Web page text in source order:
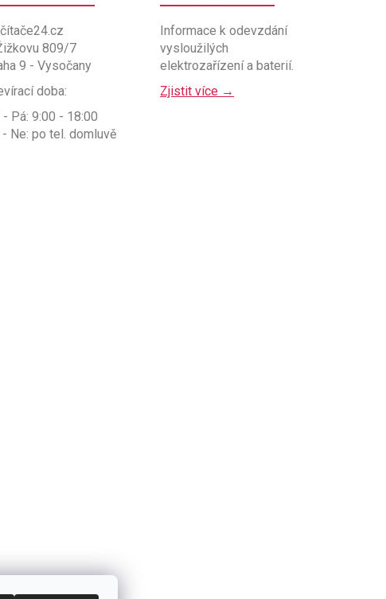
809/7
9 - Vysočany
doba:
- Pá: 9:00 - 18:00
- Ne: po tel. domluvě
Informace k odevzdání
vysloužilých
elektrozařízení a baterií.
Zjistit více →